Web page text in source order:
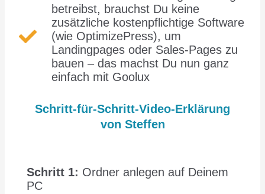
betreibst, brauchst Du keine
zusätzliche kostenpflichtige Software
(wie OptimizePress), um
Landingpages oder Sales-Pages zu
bauen – das machst Du nun ganz
einfach mit Goolux
Schritt-für-Schritt-Video-Erklärung
von Steffen
Schritt 1: Ordner anlegen auf Deinem
PC